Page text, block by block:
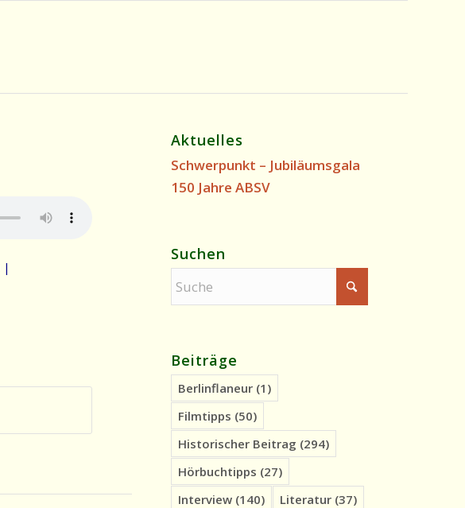
|
Aktuelles
Schwerpunkt – Jubiläumsgala
150 Jahre ABSV
Suchen
Beiträge
Berlinflaneur (1)
Filmtipps (50)
Historischer Beitrag (294)
Hörbuchtipps (27)
Interview (140) Literatur (37)